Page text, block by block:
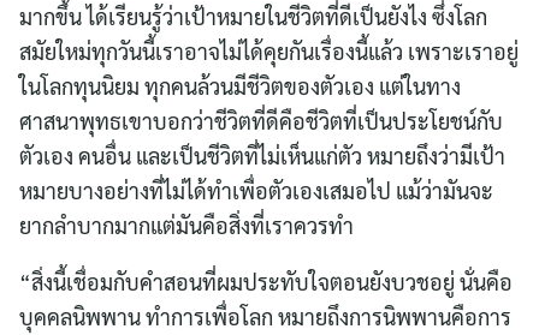
มากขึ้น ได้เรียนรู้ว่าเป้าหมายในชีวิตที่ดีเป็นยังไง ซึ่งโลก
สมัยใหม่ทุกวันนี้เราอาจไม่ได้คุยกันเรื่องนี้แล้ว เพราะเราอยู่
ในโลกทุนนิยม ทุกคนล้วนมีชีวิตของตัวเอง แต่ในทาง
ศาสนาพุทธเขาบอกว่าชีวิตที่ดีคือชีวิตที่เป็นประโยชน์กับ
ตัวเอง คนอื่น และเป็นชีวิตที่ไม่เห็นแก่ตัว หมายถึงว่ามีเป้า
หมายบางอย่างที่ไม่ได้ทำเพื่อตัวเองเสมอไป แม้ว่ามันจะ
ยากลำบากมากแต่มันคือสิ่งที่เราควรทำ
“สิ่งนี้เชื่อมกับคำสอนที่ผมประทับใจตอนยังบวชอยู่ นั่นคือ
บุคคลนิพพาน ทำการเพื่อโลก หมายถึงการนิพพานคือการ